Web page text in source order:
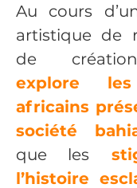
Au cours
artistique de
de
explore
africains
société
que les
l’histoire